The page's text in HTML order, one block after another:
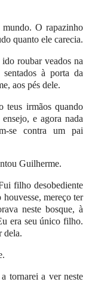
mundo. O rapazinho
quanto ele carecia.
roubar veados na
à porta da
aos pés dele.
teus irmãos quando
e agora nada
se contra um pai
Guilherme.
filho desobediente
mereço ter
neste bosque, à
era seu único filho.
dela.
tornarei a ver neste